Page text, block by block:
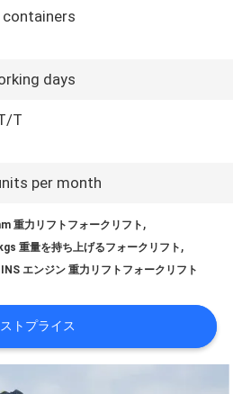
containers
days
T
per month
重力リフトフォークリフト ,
重量を持ち上げるフォークリフト ,
エンジン 重力リフトフォークリフト
トプライス